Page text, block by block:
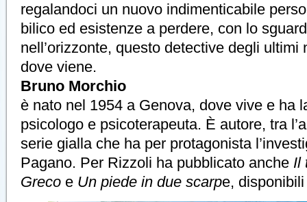
regalandoci un nuovo indimenticabile
bilico ed esistenze a perdere, con lo
nell’orizzonte, questo detective degli ultimi
dove viene.
Bruno Morchio
è nato nel 1954 a Genova, dove vive e ha
psicologo e psicoterapeuta. È autore, tra
serie gialla che ha per protagonista
Pagano. Per Rizzoli ha pubblicato anche Il
Greco e Un piede in due scarpe,